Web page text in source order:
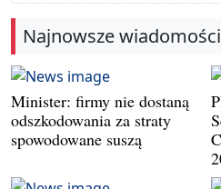
Najnowsze wiadomości
Minister: firmy nie dostaną
odszkodowania za straty
spowodowane suszą